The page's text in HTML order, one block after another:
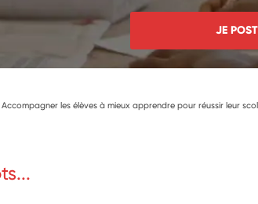
JE
Accompagner les élèves à mieux apprendre pour réussir leur